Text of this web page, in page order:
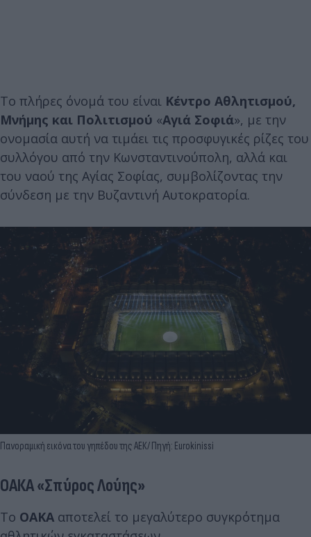
Το πλήρες όνομά του είναι Κέντρο Αθλητισμού,
Μνήμης και Πολιτισμού «Αγιά Σοφιά», με την
ονομασία αυτή να τιμάει τις προσφυγικές ρίζες του
συλλόγου από την Κωνσταντινούπολη, αλλά και
του ναού της Αγίας Σοφίας, συμβολίζοντας την
σύνδεση με την Βυζαντινή Αυτοκρατορία.
Πανοραμική εικόνα του γηπέδου της ΑΕΚ/ Πηγή: Eurokinissi
ΟΑΚΑ «Σπύρος Λούης»
Το ΟΑΚΑ αποτελεί το μεγαλύτερο συγκρότημα